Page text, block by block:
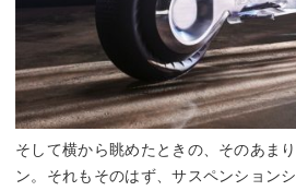
そして横から眺めたときの、そのあま
ン。それもそのはず、サスペンション